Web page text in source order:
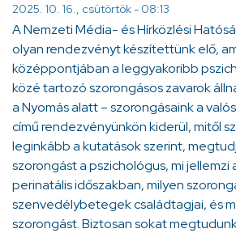
2025. 10. 16., csütörtök - 08:13
A Nemzeti Média- és Hírközlési
olyan rendezvényt készítettünk elő,
középpontjában a leggyakoribb
közé tartozó szorongásos zavarok
a Nyomás alatt – szorongásaink a
című rendezvényünkön kiderül, mitől
leginkább a kutatások szerint,
szorongást a pszichológus, mi jellemzi
perinatális időszakban, milyen
szenvedélybetegek családtagjai, és
szorongást. Biztosan sokat